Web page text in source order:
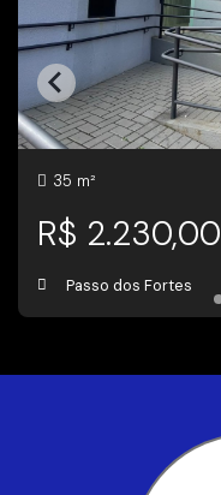
35 m²
R$ 2.230,00
Passo dos Fortes